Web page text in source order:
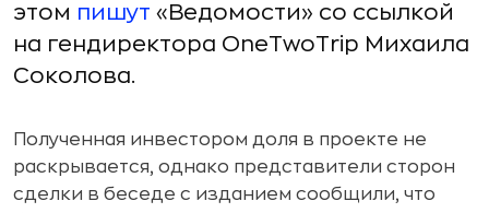
этом пишут «Ведомости» со ссылкой
на гендиректора OneTwoTrip Михаила
Соколова.
Полученная инвестором доля в проекте не
раскрывается, однако представители сторон
сделки в беседе с изданием сообщили, что